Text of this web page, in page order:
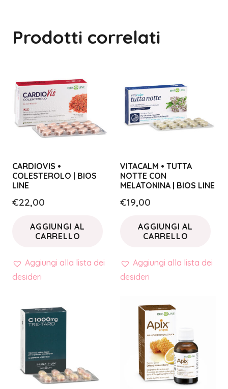
Prodotti correlati
CARDIOVIS •
COLESTEROLO | BIOS
LINE
€22,00
AGGIUNGI AL
CARRELLO
Aggiungi alla lista dei
desideri
VITACALM • TUTTA
NOTTE CON
MELATONINA | BIOS LINE
€19,00
AGGIUNGI AL
CARRELLO
Aggiungi alla lista dei
desideri